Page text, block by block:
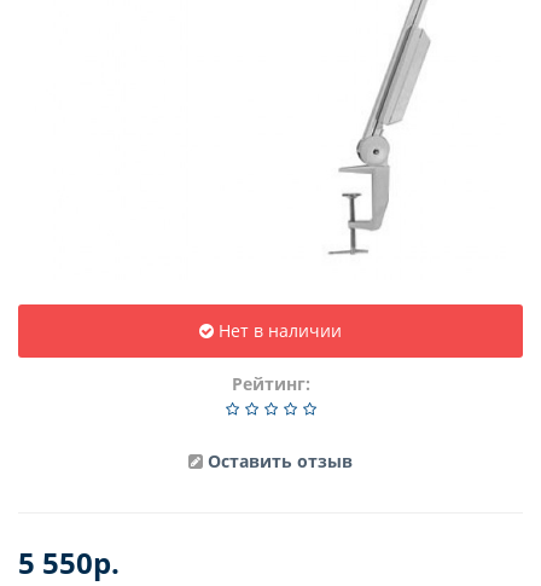
Нет в наличии
Рейтинг:
Оставить отзыв
5 550р.